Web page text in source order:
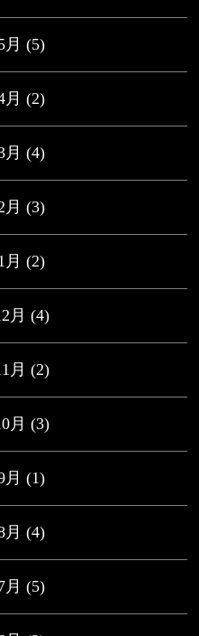
(5)
(2)
(4)
(3)
(2)
月 (4)
月 (2)
月 (3)
(1)
(4)
(5)